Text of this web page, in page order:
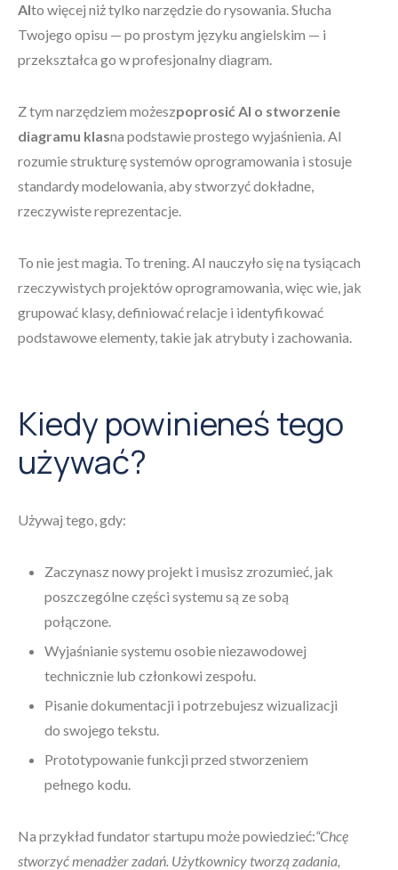
AIto więcej niż tylko narzędzie do rysowania. Słucha
Twojego opisu — po prostym języku angielskim — i
przekształca go w profesjonalny diagram.
Z tym narzędziem możeszpoprosić AI o stworzenie
diagramu klasna podstawie prostego wyjaśnienia. AI
rozumie strukturę systemów oprogramowania i stosuje
standardy modelowania, aby stworzyć dokładne,
rzeczywiste reprezentacje.
To nie jest magia. To trening. AI nauczyło się na tysiącach
rzeczywistych projektów oprogramowania, więc wie, jak
grupować klasy, definiować relacje i identyfikować
podstawowe elementy, takie jak atrybuty i zachowania.
Kiedy powinieneś tego
używać?
Używaj tego, gdy:
Zaczynasz nowy projekt i musisz zrozumieć, jak
poszczególne części systemu są ze sobą
połączone.
Wyjaśnianie systemu osobie niezawodowej
technicznie lub członkowi zespołu.
Pisanie dokumentacji i potrzebujesz wizualizacji
do swojego tekstu.
Prototypowanie funkcji przed stworzeniem
pełnego kodu.
Na przykład fundator startupu może powiedzieć:“Chcę
stworzyć menadżer zadań. Użytkownicy tworzą zadania,